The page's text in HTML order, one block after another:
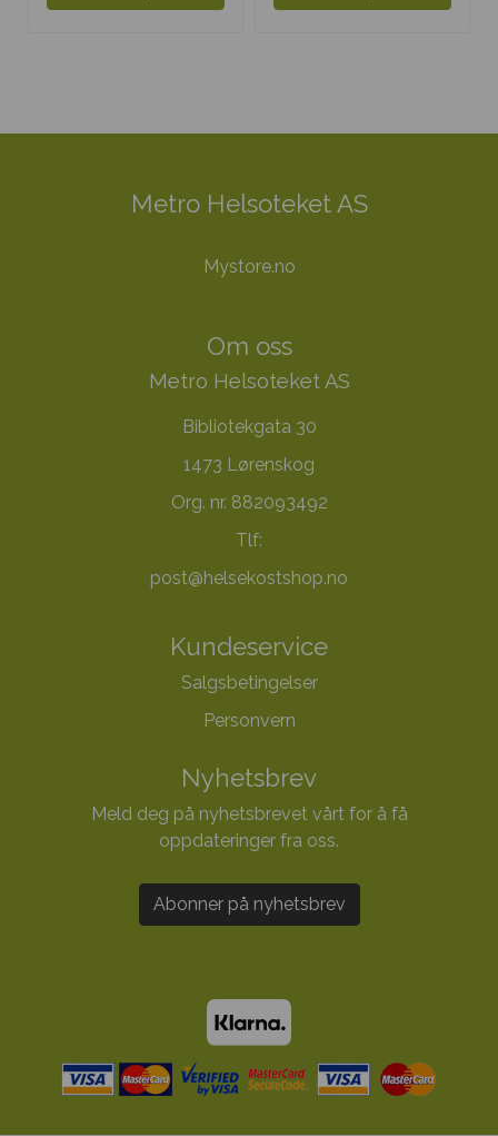
Metro Helsoteket AS
Mystore.no
Om oss
Metro Helsoteket AS
Bibliotekgata 30
1473 Lørenskog
Org. nr. 882093492
Tlf:
post@helsekostshop.no
Kundeservice
Salgsbetingelser
Personvern
Nyhetsbrev
Meld deg på nyhetsbrevet vårt for å få
oppdateringer fra oss.
Abonner på nyhetsbrev